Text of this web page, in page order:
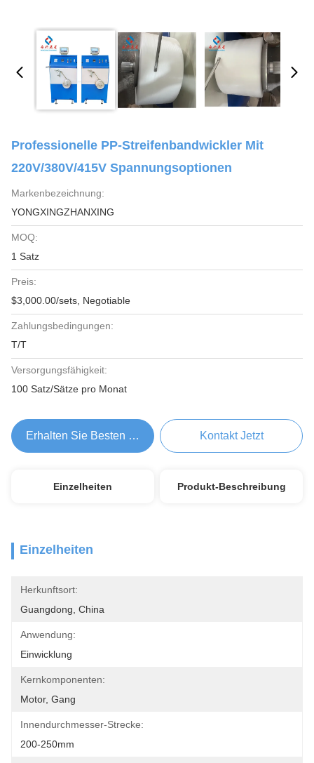
Professionelle PP-Streifenbandwickler Mit
220V/380V/415V Spannungsoptionen
Markenbezeichnung:
YONGXINGZHANXING
MOQ:
1 Satz
Preis:
$3,000.00/sets, Negotiable
Zahlungsbedingungen:
T/T
Versorgungsfähigkeit:
100 Satz/Sätze pro Monat
Erhalten Sie Besten Preis Kontakt Jetzt
Einzelheiten Produkt-Beschreibung
Einzelheiten
Herkunftsort:
Guangdong, China
Anwendung:
Einwicklung
Kernkomponenten:
Motor, Gang
Innendurchmesser-Strecke:
200-250mm